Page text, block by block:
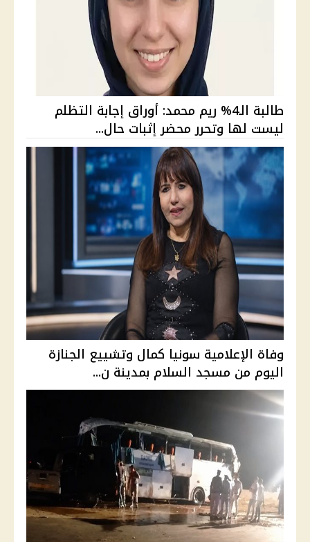
طالبة الـ4% ريم محمد: أوراق إجابة التظلم
ليست لها وتحرر محضر إثبات حال...
وفاة الإعلامية سونيا كمال وتشييع الجنازة
اليوم من مسجد السلام بمدينة ن...